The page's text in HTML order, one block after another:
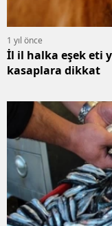
1 yıl önce
İl il halka eşek eti
kasaplara dikkat